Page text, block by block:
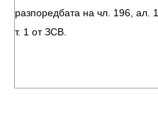
разпоредбата на чл. 196, ал.
т. 1 от ЗСВ.